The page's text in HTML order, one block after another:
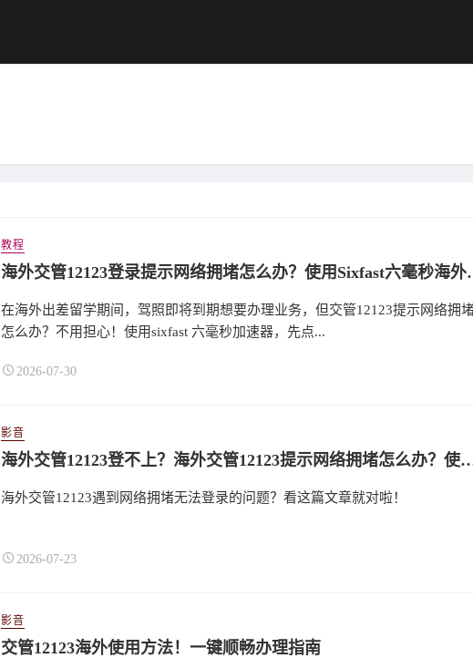
教程
海外交管12123登录
在海外出差留学期间，驾照即将到期想要办理业务，但交管12123提示网络拥
怎么办？不用担心！使用sixfast 六毫秒加速器，先点...
2026-07-30
影音
海外交管12123登不上？海外交管12123提示网络拥堵怎么办？使用
海外交管12123遇到网络拥堵无法登录的问题？看这篇文章就对啦！
2026-07-23
影音
交管12123海外使用方法！一键顺畅办理指南